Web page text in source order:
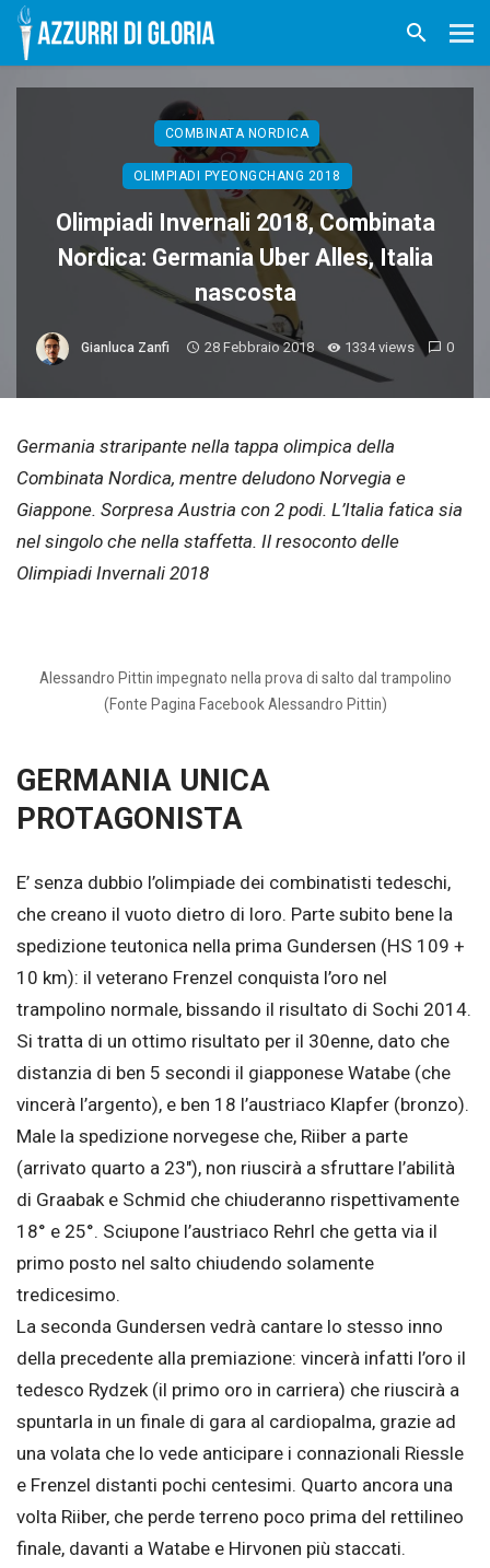
COMBINATA NORDICA
OLIMPIADI PYEONGCHANG 2018
Olimpiadi Invernali 2018, Combinata
Nordica: Germania Uber Alles, Italia
nascosta
Gianluca Zanfi 28 Febbraio 2018 1334 views 0
Germania straripante nella tappa olimpica della
Combinata Nordica, mentre deludono Norvegia e
Giappone. Sorpresa Austria con 2 podi. L’Italia fatica sia
nel singolo che nella staffetta. Il resoconto delle
Olimpiadi Invernali 2018
Alessandro Pittin impegnato nella prova di salto dal trampolino
(Fonte Pagina Facebook Alessandro Pittin)
GERMANIA UNICA
PROTAGONISTA
E’ senza dubbio l’olimpiade dei combinatisti tedeschi,
che creano il vuoto dietro di loro. Parte subito bene la
spedizione teutonica nella prima Gundersen (HS 109 +
10 km): il veterano Frenzel conquista l’oro nel
trampolino normale, bissando il risultato di Sochi 2014.
Si tratta di un ottimo risultato per il 30enne, dato che
distanzia di ben 5 secondi il giapponese Watabe (che
vincerà l’argento), e ben 18 l’austriaco Klapfer (bronzo).
Male la spedizione norvegese che, Riiber a parte
(arrivato quarto a 23″), non riuscirà a sfruttare l’abilità
di Graabak e Schmid che chiuderanno rispettivamente
18° e 25°. Sciupone l’austriaco Rehrl che getta via il
primo posto nel salto chiudendo solamente
tredicesimo.
La seconda Gundersen vedrà cantare lo stesso inno
della precedente alla premiazione: vincerà infatti l’oro il
tedesco Rydzek (il primo oro in carriera) che riuscirà a
spuntarla in un finale di gara al cardiopalma, grazie ad
una volata che lo vede anticipare i connazionali Riessle
e Frenzel distanti pochi centesimi. Quarto ancora una
volta Riiber, che perde terreno poco prima del rettilineo
finale, davanti a Watabe e Hirvonen più staccati.